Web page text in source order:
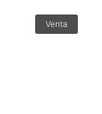
Venta